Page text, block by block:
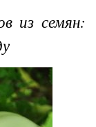
из семян: